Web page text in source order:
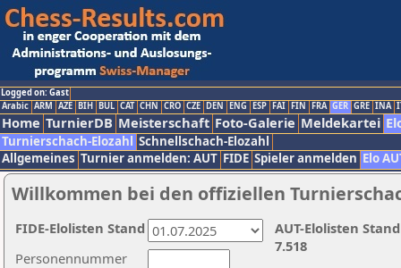
Logged on: Gast
Arabic ARM AZE BIH BUL CAT CHN CRO CZE DEN ENG ESP FAI FIN FRA GER GRE INA
Home TurnierDB Meisterschaft Foto-Galerie Meldekartei
Turnierschach-Elozahl Schnellschach-Elozahl
Allgemeines Turnier anmelden: AUT FIDE Spieler anmelden Elo
Willkommen bei den offiziellen
Personennummer
AUT-Elolisten
7.518
FIDE-Elolisten Stand